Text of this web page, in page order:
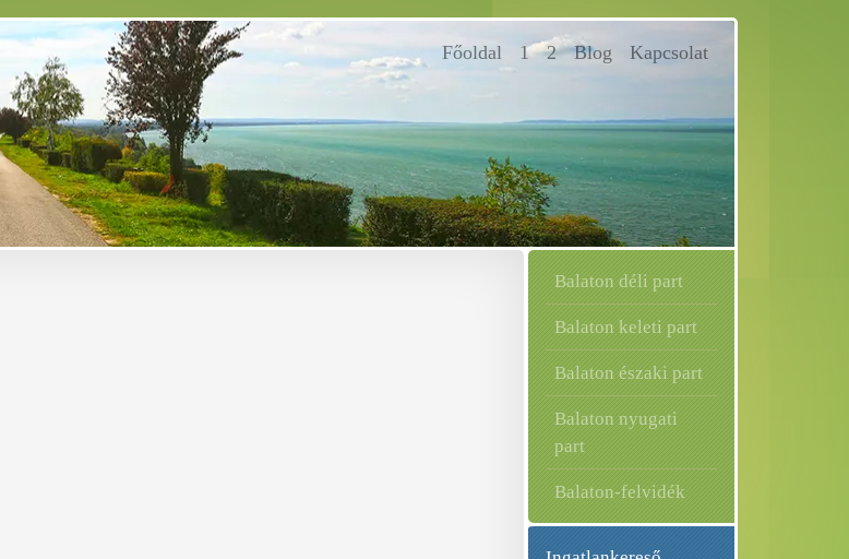
Főoldal (current)
1 2 Blog Kapcsolat
Balaton déli part
Balaton keleti part
Balaton északi part
Balaton nyugati
part
Balaton-felvidék